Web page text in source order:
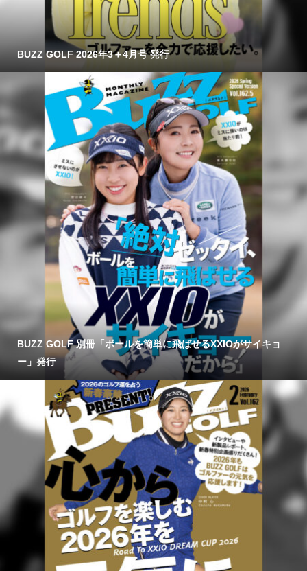
BUZZ GOLF 2026年3＋4月号 発行
BUZZ GOLF 別冊「ボールを簡単に飛ばせるXXIOがサイキョ
ー」発行